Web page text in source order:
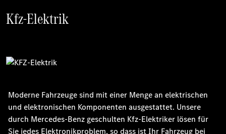
Kfz-Elektrik
Moderne Fahrzeuge sind mit einer Menge an elektrischen
und elektronischen Komponenten ausgestattet. Unsere
durch Mercedes-Benz geschulten Kfz-Elektriker lösen für
Sie jedes Elektronikproblem, so dass ist Ihr Fahrzeug bei